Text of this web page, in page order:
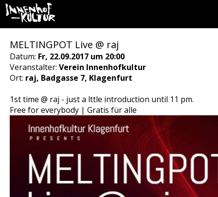
MELTINGPOT Live @ raj
Datum: Fr, 22.09.2017 um 20:00
Veranstalter: Verein Innenhofkultur
Ort: raj, Badgasse 7, Klagenfurt
1st time @ raj - just a lttle introduction until 11 pm.
Free for everybody | Gratis für alle